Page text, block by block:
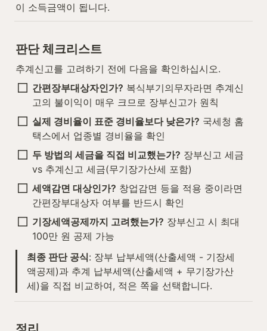
이 소득금액이 됩니다.
판단 체크리스트
추계신고를 고려하기 전에 다음을 확인하십시오.
간편장부대상자인가? 복식부기의무자라면 추계신
고의 불이익이 매우 크므로 장부신고가 원칙
실제 경비율이 표준 경비율보다 낮은가? 국세청 홈
택스에서 업종별 경비율을 확인
두 방법의 세금을 직접 비교했는가? 장부신고 세금
vs 추계신고 세금(무기장가산세 포함)
세액감면 대상인가? 창업감면 등을 적용 중이라면
간편장부대상자 여부를 반드시 확인
기장세액공제까지 고려했는가? 장부신고 시 최대
100만 원 공제 가능
최종 판단 공식: 장부 납부세액(산출세액 - 기장세
액공제)과 추계 납부세액(산출세액 + 무기장가산
세)을 직접 비교하여, 적은 쪽을 선택합니다.